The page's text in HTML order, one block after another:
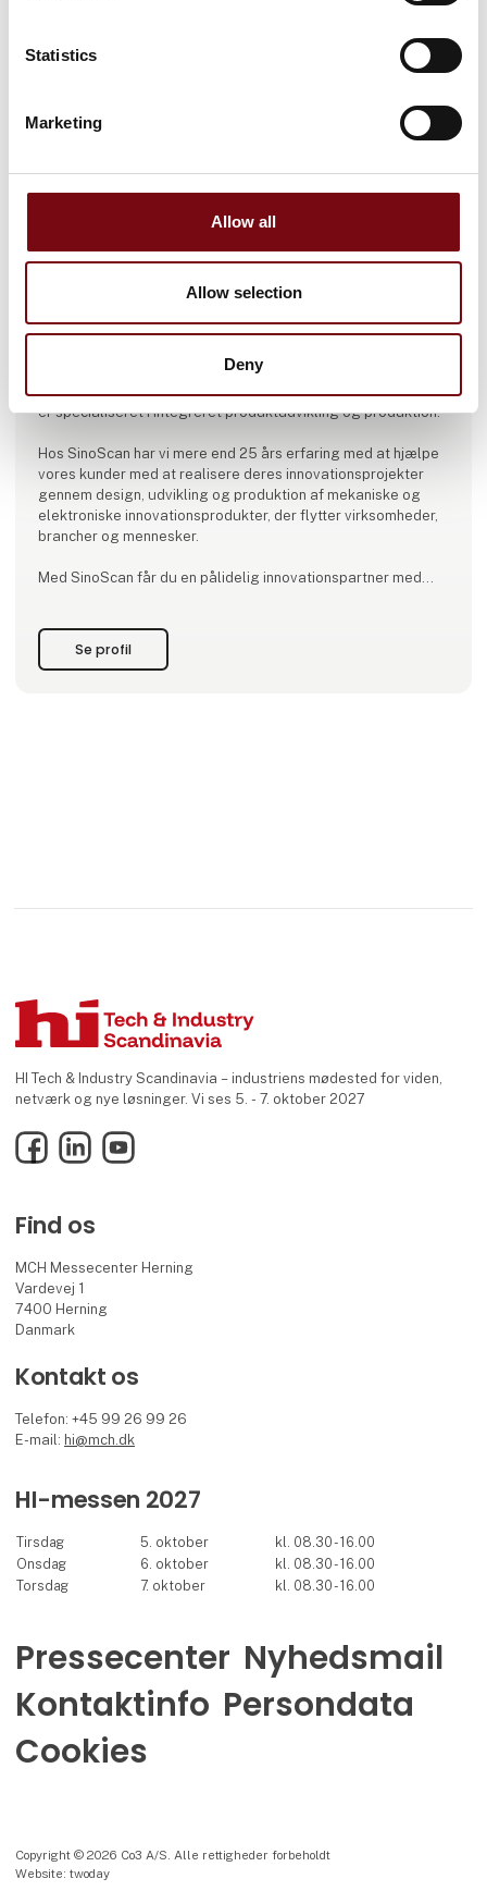
Statistics
Marketing
Allow all
Allow selection
Deny
Casen er skrevet af:
SinoScan A/S er en førende global ingeniørvirksomhed, der
er specialiseret i integreret produktudvikling og produktion.
Hos SinoScan har vi mere end 25 års erfaring med at hjælpe
vores kunder med at realisere deres innovationsprojekter
gennem design, udvikling og produktion af mekaniske og
elektroniske innovationsprodukter, der flytter virksomheder,
brancher og mennesker.
Med SinoScan får du en pålidelig innovationspartner med
avanceret ingeniørmetoder og ikke mindst projektledelse,
Se profil
HI Tech & Industry Scandinavia – industriens mødested for viden,
netværk og nye løsninger. Vi ses 5. - 7. oktober 2027
FacebookLinkedInYouTube
Find os
MCH Messecenter Herning
Vardevej 1
7400 Herning
Danmark
Kontakt os
Telefon: +45 99 26 99 26
E-mail: hi@mch.dk
HI-messen 2027
Tirsdag 5. oktober
kl. 08.30 - 16.00
Onsdag
6. oktober
kl. 08.30 - 16.00
Torsdag
7. oktober kl. 08.30 - 16.00
Pressecenter Nyhedsmail
Kontaktinfo Persondata
Cookies
Copyright © 2026 Co3 A/S. Alle rettigheder forbeholdt
Website: twoday